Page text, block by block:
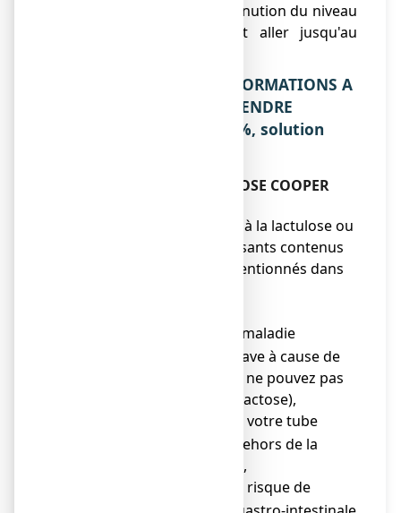
tremblements, une diminution du niveau
de conscience pouvant aller jusqu'au
2. QUELLES SONT LES INFORMATIONS A
CONNAITRE AVANT DE PRENDRE
LACTULOSE COOPER 66,5%, solution
Ne prenez jamais LACTULOSE COOPER
● si vous êtes allergique à la lactulose ou
à l’un des autres composants contenus
dans ce médicament, mentionnés dans
galactosémie (maladie
génétique grave à cause de
laquelle vous ne pouvez pas
digérer le galactose),
obstruction de votre tube
digestif (en dehors de la
constipation),
perforation ou risque de